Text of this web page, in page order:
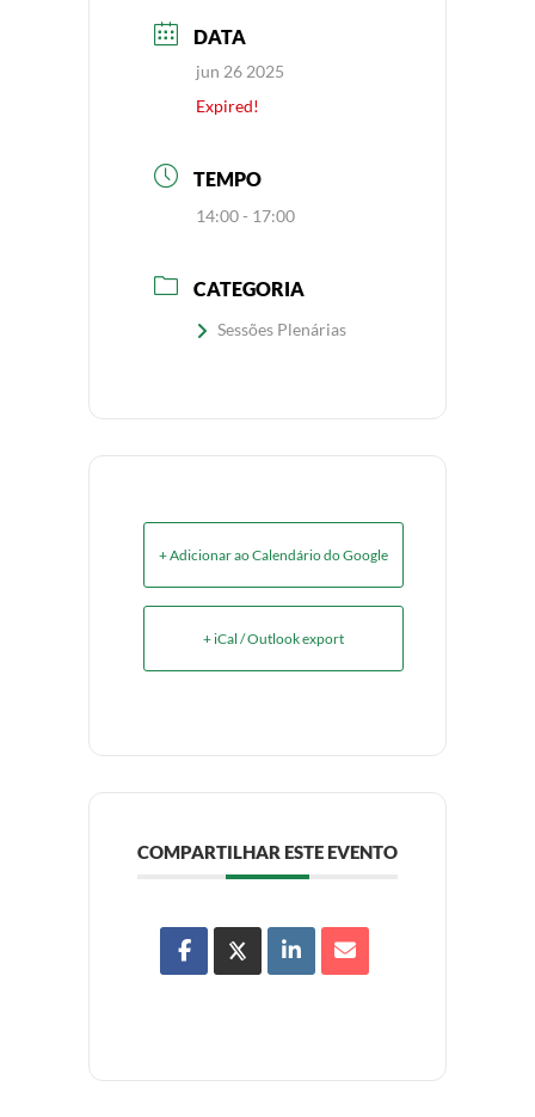
DATA
jun 26 2025
Expired!
TEMPO
14:00 - 17:00
CATEGORIA
Sessões Plenárias
+ Adicionar ao Calendário do Google
+ iCal / Outlook export
COMPARTILHAR ESTE EVENTO